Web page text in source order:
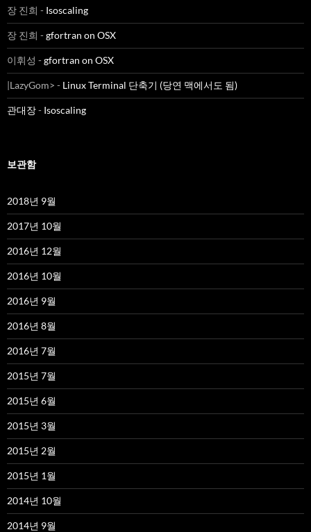
장 진희 - Isoscaling
장 진희 -gfortran on OSX
이휘성 -gfortran on OSX
|LazyGom> - Linux Terminal 단축기 (당연 맥에서도 됨)
관대장- Isoscaling
보관함
2018년 9월
2017년 10월
2016년 12월
2016년 10월
2016년 9월
2016년 8월
2016년 7월
2015년 7월
2015년 6월
2015년 3월
2015년 2월
2015년 1월
2014년 10월
2014년 9월